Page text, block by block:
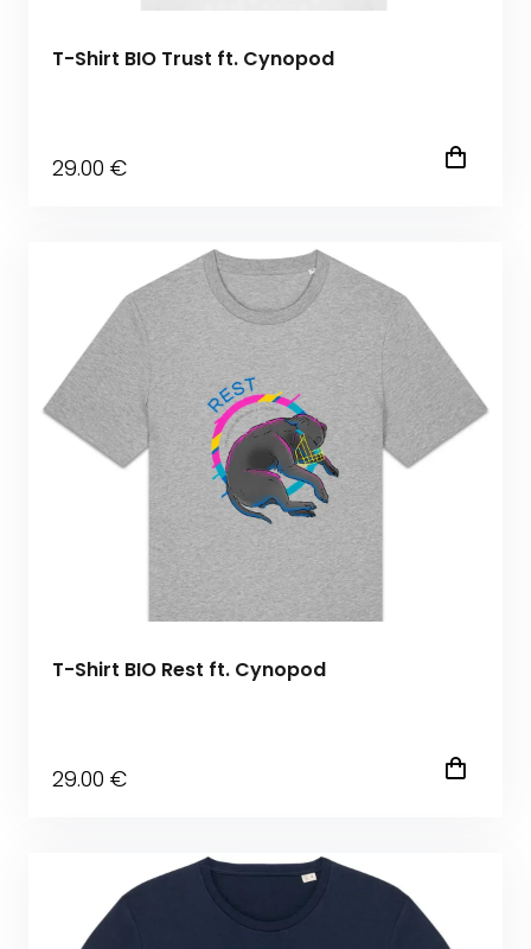
T-Shirt BIO Trust ft. Cynopod
29.00 €
T-Shirt BIO Rest ft. Cynopod
29.00 €